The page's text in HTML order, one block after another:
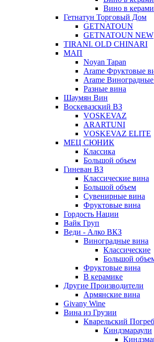
Вино в
Гетнатун Торговый Дом
GETNATOUN
GETNATOUN NEW
TIRANI. OLD CHINARI
МАП
Noyan Tapan
Arame Фруктовые
Arame
Разные вина
Шаумян Вин
Воскевазский ВЗ
VOSKEVAZ
ARARTUNI
VOSKEVAZ ELITE
МЕЦ СЮНИК
Классика
Большой объем
Гиневан ВЗ
Классические вина
Большой объем
Сувенирные вина
Фруктовые вина
Гордость Нации
Вайк Груп
Веди - Алко ВКЗ
Виноградные вина
Классические
Большой
Фруктовые вина
В керамике
Другие Производители
Армянские вина
Givany Wine
Вина из Грузии
Кварельский Погреб
Киндзмараули